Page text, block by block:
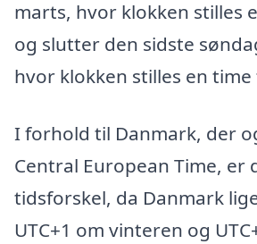
marts, hvor klokken stilles
og slutter den sidste
hvor klokken stilles en
I forhold til Danmark, der
Central European Time, er
tidsforskel, da Danmark
UTC+1 om vinteren og